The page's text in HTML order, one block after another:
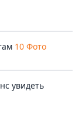
10 Фото
увидеть